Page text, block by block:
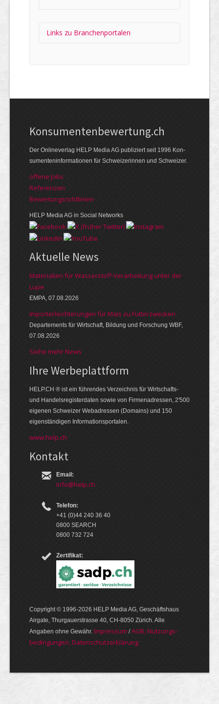
Links zu Branchen­portalen
Kon­su­menten­be­wer­tung.ch
Der Online­verlag HELP Media AG publi­ziert seit 1996 Kon­
su­menten­infor­mationen für Schwei­zerinnen und Schweizer.
offene Jobs
Referenzen
Bewer­tungs­richt­linien
HELP Media AG in Social Networks
Aktuelle News
Materialien für Wasserstoff-Verarbeitung unter der
Lupe
EMPA, 07.08.2026
Importerleichterungen für Mais zu Futterzwecken
Departements für Wirtschaft, Bildung und Forschung WBF,
07.08.2026
Siehe mehr News
Ihre Werbe­platt­form
HELP.CH ® ist ein führendes Ver­zeich­nis für Wirt­schafts-
und Handels­register­daten so­wie von Firmen­adressen, 2'500
eige­nen Schweizer Web­adressen (Domains) und 150
eigen­ständigen Infor­mations­por­talen.
www.help.ch
Kontakt
Email:
info@help.ch
Telefon:
+41 (0)44 240 36 40
0800 SEARCH
0800 732 724
Zertifikat:
Copyright © 1996-2026 HELP Media AG, Geschäftshaus
Airgate, Thurgauer­strasse 40, CH-8050 Zürich. Alle
Angaben ohne Gewähr. Im­pres­sum /AGB, Nut­zungs­
bedin­gungen, Daten­schutz­er­klärung